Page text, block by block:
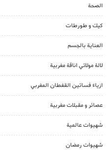
الصحة
كيك و طورطات
العناية بالجسم
لالة مولاتي اناقة مغربية
ازياء فساتين القفطان المغربي
عصائر و مقبلات مغربية
شهيوات عالمية
شهيوات رمضان